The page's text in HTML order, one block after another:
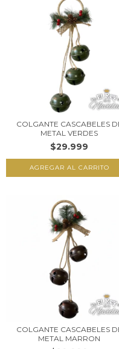
COLGANTE CASCABELES
METAL VERDES
$29.999
COLGANTE CASCABELES
METAL MARRON